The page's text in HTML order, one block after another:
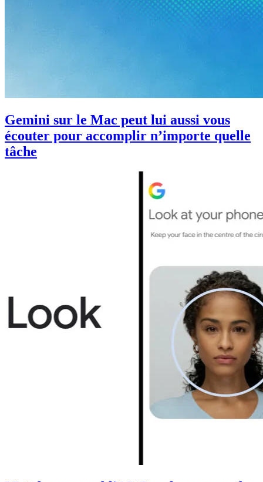
Gemini sur le Mac peut lui aussi vous
écouter pour accomplir n’importe quelle
tâche